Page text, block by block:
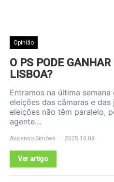
Opinião
O PS PODE GANHAR
LISBOA?
Entramos na última
eleições das câmaras e
eleições não têm paralelo,
agente…
Ascenso Simões 2025.10.08
Ver artigo